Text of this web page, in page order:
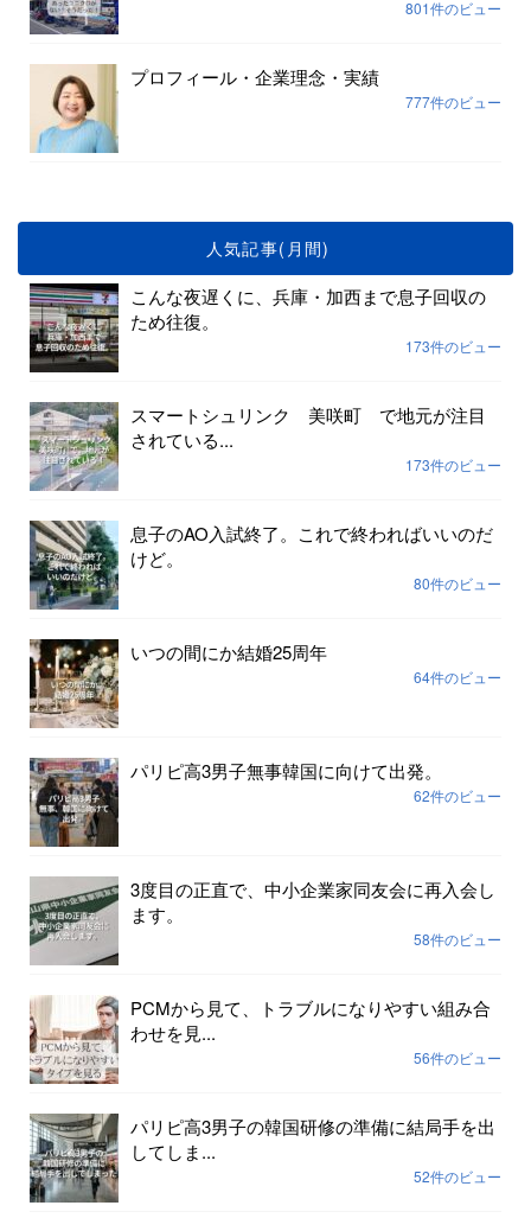
801件のビュー
プロフィール・企業理念・実績
777件のビュー
人気記事(月間)
こんな夜遅くに、兵庫・加西まで息子回収の
ため往復。
173件のビュー
スマートシュリンク 美咲町 で地元が注目
されている...
173件のビュー
息子のAO入試終了。これで終わればいいのだ
けど。
80件のビュー
いつの間にか結婚25周年
64件のビュー
パリピ高3男子無事韓国に向けて出発。
62件のビュー
3度目の正直で、中小企業家同友会に再入会し
ます。
58件のビュー
PCMから見て、トラブルになりやすい組み合
わせを見...
56件のビュー
パリピ高3男子の韓国研修の準備に結局手を出
してしま...
52件のビュー